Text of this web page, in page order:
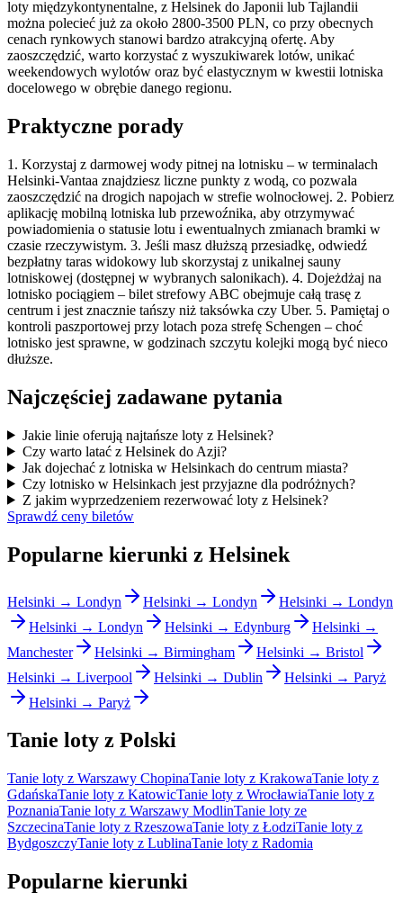
loty międzykontynentalne, z Helsinek do Japonii lub Tajlandii
można polecieć już za około 2800-3500 PLN, co przy obecnych
cenach rynkowych stanowi bardzo atrakcyjną ofertę. Aby
zaoszczędzić, warto korzystać z wyszukiwarek lotów, unikać
weekendowych wylotów oraz być elastycznym w kwestii lotniska
docelowego w obrębie danego regionu.
Praktyczne porady
1. Korzystaj z darmowej wody pitnej na lotnisku – w terminalach
Helsinki-Vantaa znajdziesz liczne punkty z wodą, co pozwala
zaoszczędzić na drogich napojach w strefie wolnocłowej. 2. Pobierz
aplikację mobilną lotniska lub przewoźnika, aby otrzymywać
powiadomienia o statusie lotu i ewentualnych zmianach bramki w
czasie rzeczywistym. 3. Jeśli masz dłuższą przesiadkę, odwiedź
bezpłatny taras widokowy lub skorzystaj z unikalnej sauny
lotniskowej (dostępnej w wybranych salonikach). 4. Dojeżdżaj na
lotnisko pociągiem – bilet strefowy ABC obejmuje całą trasę z
centrum i jest znacznie tańszy niż taksówka czy Uber. 5. Pamiętaj o
kontroli paszportowej przy lotach poza strefę Schengen – choć
lotnisko jest sprawne, w godzinach szczytu kolejki mogą być nieco
dłuższe.
Najczęściej zadawane pytania
Jakie linie oferują najtańsze loty z Helsinek?
Czy warto latać z Helsinek do Azji?
Jak dojechać z lotniska w Helsinkach do centrum miasta?
Czy lotnisko w Helsinkach jest przyjazne dla podróżnych?
Z jakim wyprzedzeniem rezerwować loty z Helsinek?
Sprawdź ceny biletów
Popularne kierunki z Helsinek
Helsinki → Londyn Helsinki → Londyn
Helsinki → Londyn
Helsinki → Londyn
Helsinki → Edynburg
Helsinki →
Manchester
Helsinki → Birmingham
Helsinki → Bristol
Helsinki → Liverpool
Helsinki → Dublin
Helsinki → Paryż
Helsinki → Paryż
Tanie loty z Polski
Tanie loty z Warszawy ChopinaTanie loty z KrakowaTanie loty z
GdańskaTanie loty z KatowicTanie loty z WrocławiaTanie loty z
PoznaniaTanie loty z Warszawy ModlinTanie loty ze
SzczecinaTanie loty z RzeszowaTanie loty z ŁodziTanie loty z
BydgoszczyTanie loty z LublinaTanie loty z Radomia
Popularne kierunki